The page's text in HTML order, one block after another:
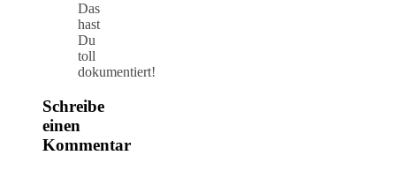
Das
hast
Du
toll
dokumentiert!
Schreibe
einen
Kommentar